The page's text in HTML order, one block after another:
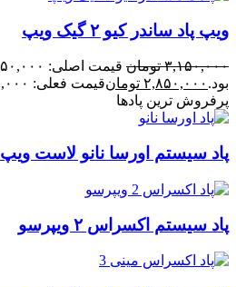
ویپ پاد ساندر کیو ۲ گیک ویپ
۳,۱۵۰,۰۰۰ تومان
بود. ۲,۸۵۰,۰۰۰ تومانقیمت فعلی: ۲,۸۵۰,۰۰۰ تومان.
پرفروش ترین پادها
پاد سیستم اورسا نانو لاست ویپ
پاد سیستم اکسراس ۲ ویپرسو